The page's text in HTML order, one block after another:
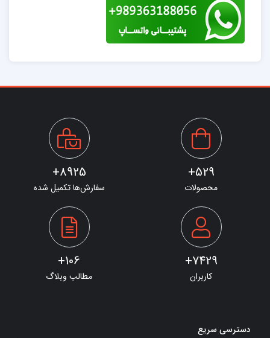
529+
محصولات
8925+
سفارش‌ها تکمیل شده
7429+
کاربران
106+
مطالب وبلاگ
دسترسی سریع